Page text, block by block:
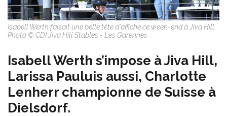
Isabell Werth faisait une belle tête d'affiche ce week-end à Jiva Hill.
Photo © CDI Jiva Hill Stables - Les Garennes
Isabell Werth s’impose à Jiva Hill,
Larissa Pauluis aussi, Charlotte
Lenherr championne de Suisse à
Dielsdorf.